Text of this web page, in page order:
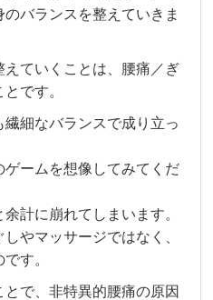
バランスを整えていきま
ていくことは、腰痛／ぎ
です。
細なバランスで成り立っ
ームを想像してみてくだ
計に崩れてしまいます。
やマッサージではなく、
す。
で、非特異的腰痛の原因